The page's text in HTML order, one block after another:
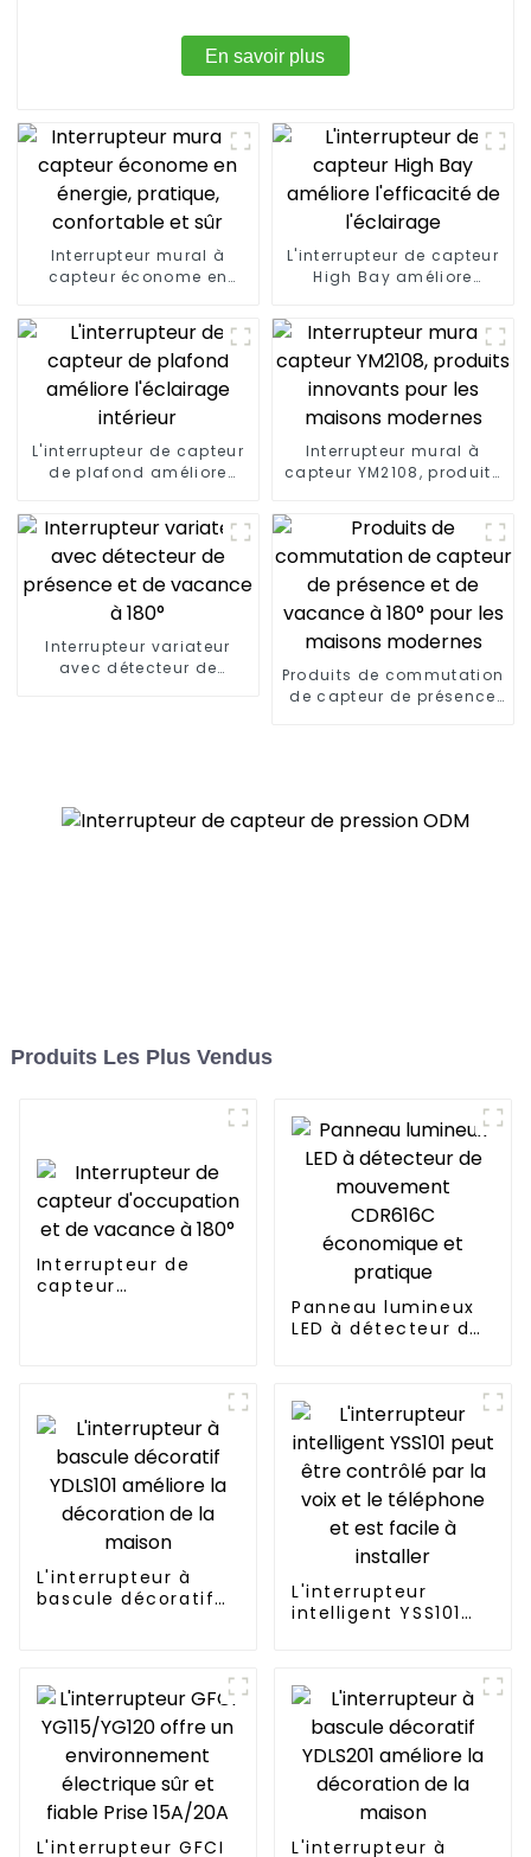
En savoir plus
Interrupteur mural à
capteur économe en
confortable et sûr
L'interrupteur de capteur
High Bay améliore
L'interrupteur de capteur
de plafond améliore
Interrupteur mural à
capteur YM2108, produits
Interrupteur variateur
avec détecteur de
Produits de commutation
de capteur de présence
Produits Les Plus Vendus
Interrupteur de
capteur
Panneau lumineux
LED à détecteur de
pratique
L'interrupteur à
bascule décoratif
L'interrupteur
intelligent YSS101
facile à installer
L'interrupteur GFCI L'interrupteur à